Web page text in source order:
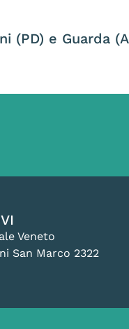
Veneto
San Marco 2322